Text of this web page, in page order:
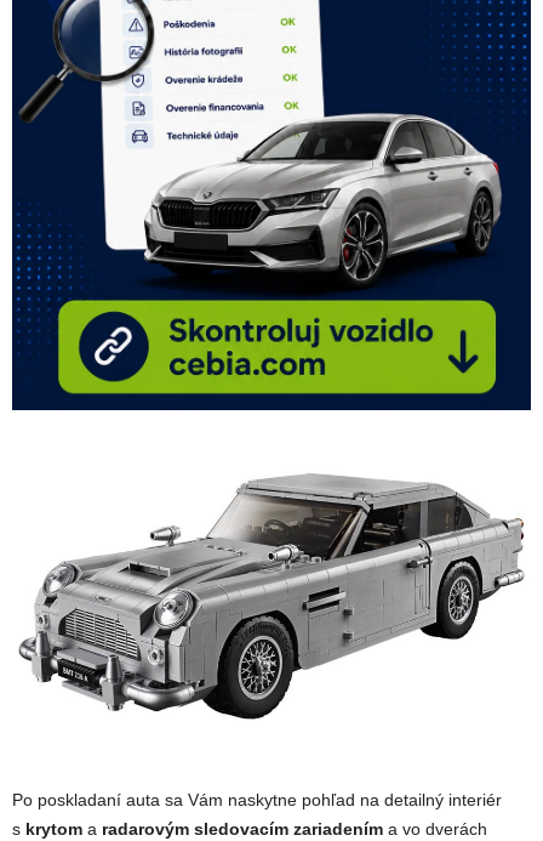
Po poskladaní auta sa Vám naskytne pohľad na detailný interiér
s krytom a radarovým sledovacím zariadením a vo dverách